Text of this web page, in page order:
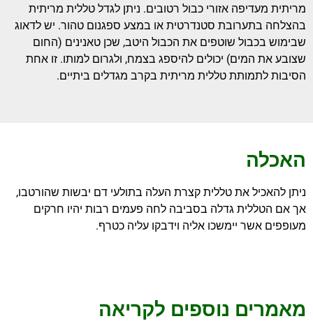
מריתית מעדיפה אזורי כבול רטובים. ניתן לגדל טללית מריתית
בהצלחה בתערובת סטנדרטית או במצע ספגנום טהור. יש לדאוג
שבימוש בכבול שוטפים את הכבול היטב, שכן טאנינים (החום
שצובע את המים) יכולים להיספג בצמח, ולגרום למותו. זו אחת
הסיבות לתמותת טללית מריתית בקרב מגדלים ביתיים.
האכלה
ניתן להאכיל את טללית קצרת העלה בתולעי דם יבשות שהורטבו,
אך אם הטללית גדלה בסביבה לחה פעמים רבות יהיו חרקים
מעופפים אשר יימשכו אליה וידבקו עליה כטרף.
מאמרים נוספים לקריאה